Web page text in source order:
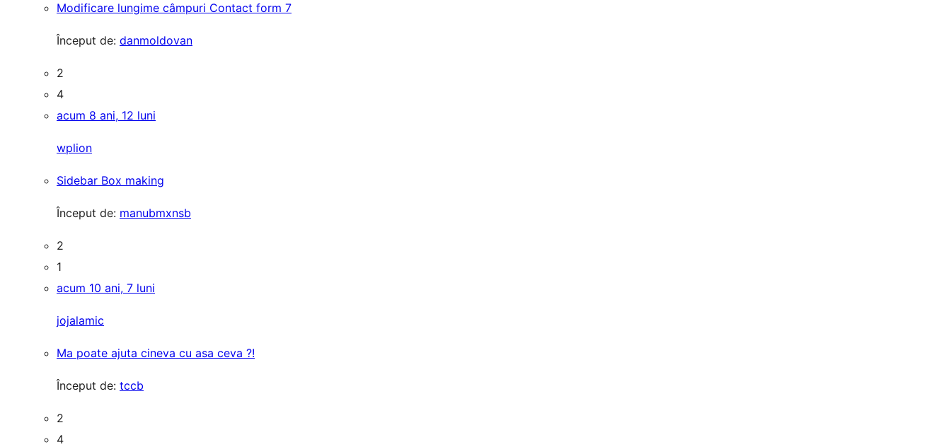
Modificare lungime câmpuri Contact form 7
Început de: danmoldovan
2
4
acum 8 ani, 12 luni
wplion
Sidebar Box making
Început de: manubmxnsb
2
1
acum 10 ani, 7 luni
jojalamic
Ma poate ajuta cineva cu asa ceva ?!
Început de: tccb
2
4